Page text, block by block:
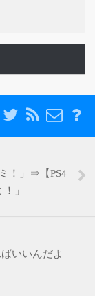
ミ！」⇒【PS4
」
いいんだよ